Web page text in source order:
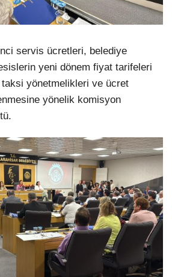
servis ücretleri, belediye
yeni dönem fiyat tarifeleri
yönetmelikleri ve ücret
yönelik komisyon